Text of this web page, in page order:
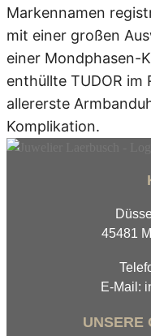
Markennamen
mit einer großen
einer Mondphasen-
enthüllte TUDOR im
allererste
Komplikation.
45481
E-Mail:
UNSERE